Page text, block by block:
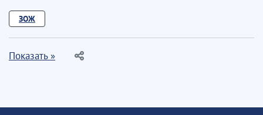
ЗОЖ
Показать »